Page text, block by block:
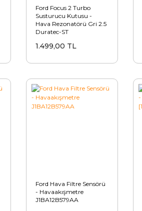
Ford Focus 2 Turbo
Susturucu Kutusu -
Hava Rezonatörü Gri 2.5
Duratec-ST
1.499,00 TL
Ford Hava Filtre Sensörü
- Havaakışmetre
J1BA12B579AA